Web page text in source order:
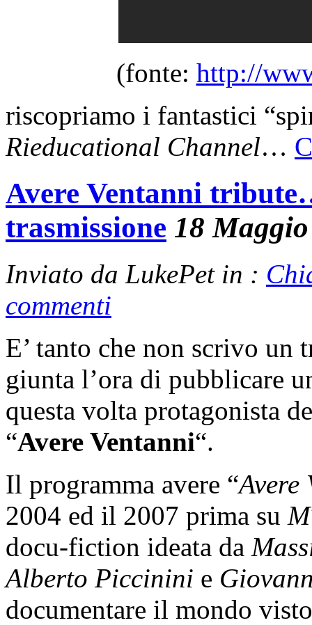
(fonte: http://
riscopriamo i fantastici
Rieducational Channel…
Avere Ventanni
trasmissione 18
Inviato da LukePet in :
commenti
E’ tanto che non scrivo un
giunta l’ora di pubblicare
questa volta protagonista
“Avere Ventanni“.
Il programma avere “Avere
2004 ed il 2007 prima su
docu-fiction ideata da
Alberto Piccinini e
documentare il mondo